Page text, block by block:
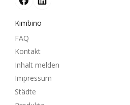
Kimbino
FAQ
Kontakt
Inhalt melden
Impressum
Städte